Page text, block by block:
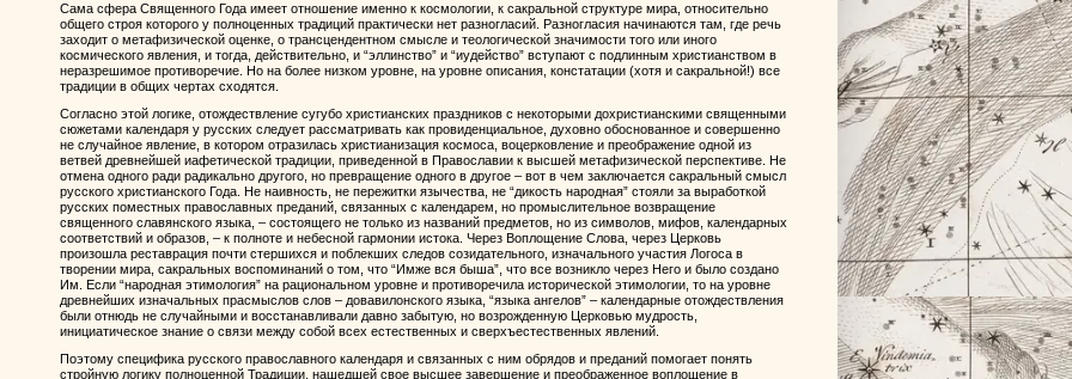
Сама сфера Священного Года имеет отношение именно к космологии, к сакральной структуре мира, относительно
общего строя которого у полноценных традиций практически нет разногласий. Разногласия начинаются там, где речь
заходит о метафизической оценке, о трансцендентном смысле и теологической значимости того или иного
космического явления, и тогда, действительно, и “эллинство” и “иудейство” вступают с подлинным христианством в
неразрешимое противоречие. Но на более низком уровне, на уровне описания, констатации (хотя и сакральной!) все
традиции в общих чертах сходятся.
Согласно этой логике, отождествление сугубо христианских праздников с некоторыми дохристианскими священными
сюжетами календаря у русских следует рассматривать как провиденциальное, духовно обоснованное и совершенно
не случайное явление, в котором отразилась христианизация космоса, воцерковление и преображение одной из
ветвей древнейшей иафетической традиции, приведенной в Православии к высшей метафизической перспективе. Не
отмена одного ради радикально другого, но превращение одного в другое – вот в чем заключается сакральный смысл
русского христианского Года. Не наивность, не пережитки язычества, не “дикость народная” стояли за выработкой
русских поместных православных преданий, связанных с календарем, но промыслительное возвращение
священного славянского языка, – состоящего не только из названий предметов, но из символов, мифов, календарных
соответствий и образов, – к полноте и небесной гармонии истока. Через Воплощение Слова, через Церковь
произошла реставрация почти стершихся и поблекших следов созидательного, изначального участия Логоса в
творении мира, сакральных воспоминаний о том, что “Имже вся быша”, что все возникло через Него и было создано
Им. Если “народная этимология” на рациональном уровне и противоречила исторической этимологии, то на уровне
древнейших изначальных прасмыслов слов – довавилонского языка, “языка ангелов” – календарные отождествления
были отнюдь не случайными и восстанавливали давно забытую, но возрожденную Церковью мудрость,
инициатическое знание о связи между собой всех естественных и сверхъестественных явлений.
Поэтому специфика русского православного календаря и связанных с ним обрядов и преданий помогает понять
стройную логику полноценной Традиции, нашедшей свое высшее завершение и преображенное воплощение в